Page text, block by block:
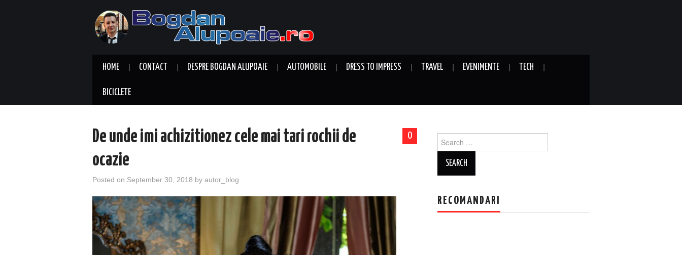
HOME CONTACT DESPRE BOGDAN ALUPOAIE AUTOMOBILE DRESS TO IMPRESS TRAVEL EVENIMENTE TECH
BICICLETE
0
De unde imi achizitionez cele mai tari rochii de
ocazie
Posted on September 30, 2018 by autor_blog
for:
RECOMANDARI